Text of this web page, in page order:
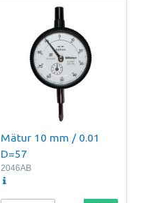
Mätur 10 mm / 0.01
D=57
2046AB